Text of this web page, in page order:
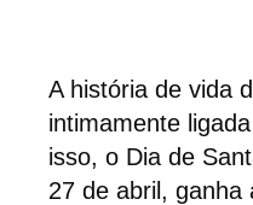
A história de vida
intimamente
isso, o Dia de
27 de abril, ganha